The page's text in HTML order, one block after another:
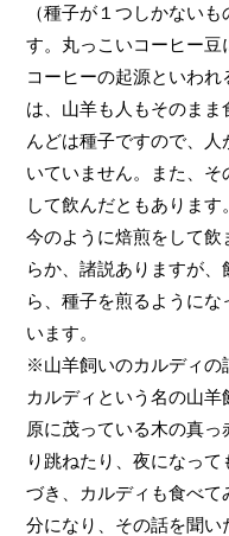
（種子が１つしかない
す。丸っこいコーヒー豆
コーヒーの起源といわ
は、山羊も人もそのまま
んどは種子ですので、
いていません。また、
して飲んだともあります。
今のように焙煎をして
らか、諸説ありますが
ら、種子を煎るように
います。
※山羊飼いのカルディの
カルディという名の山
原に茂っている木の真
り跳ねたり、夜になっ
づき、カルディも食べ
分になり、その話を聞い